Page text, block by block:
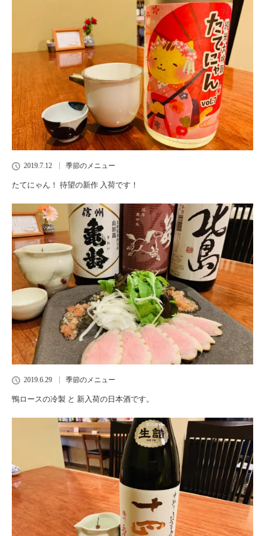
2019.7.12 季節のメニュー
たてにゃん！ 待望の新作 入荷です！
2019.6.29 季節のメニュー
鴨ロースの冷製 と 新入荷の日本酒です。